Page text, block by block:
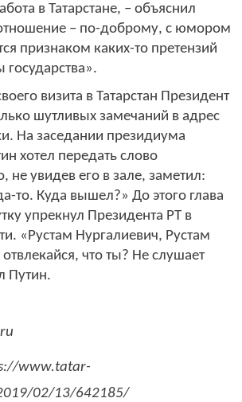
в Татарстане, – объяснил
– по-доброму, с юмором
признаком каких-то претензий
государства».
визита в Татарстан Президент
шутливых замечаний в адрес
На заседании президиума
хотел передать слово
не увидев его в зале, заметил:
то. Куда вышел?» До этого глава
упрекнул Президента РТ в
«Рустам Нургалиевич, Рустам
что ты? Не слушает
Путин.
www.tatar-
02/13/642185/